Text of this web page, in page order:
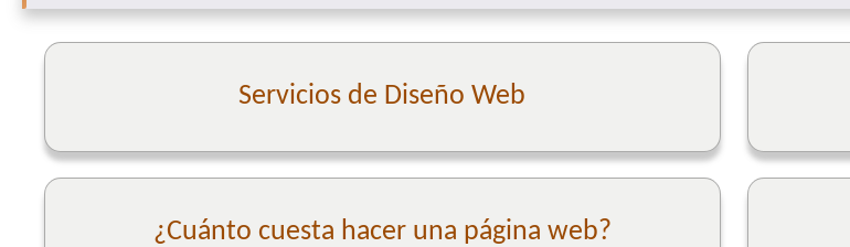
Servicios de Diseño Web
¿Cuánto cuesta hacer una página web?